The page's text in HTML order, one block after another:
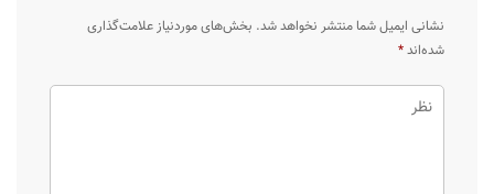
نشانی ایمیل شما منتشر نخواهد شد. بخش‌های موردنیاز علامت‌گذاری
شده‌اند*